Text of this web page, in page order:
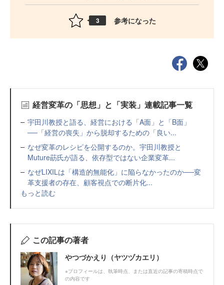
3 参考になった
経営変革の「思想」と「実装」連載記事一覧
宇田川教授と語る、経営における「A面」と「B面」
──「経営の喪失」から脱却するための「良い...
なぜ変革のレシピを公開するのか。宇田川教授と
Muture莇氏が語る、依存型ではない企業変革...
なぜLIXILは「構造的無能化」に陥らなかったのか──変
革支援者の存在、顧客視点での断片化...
もっと読む
この記事の著者
やつづかえり（ヤツヅカエリ）
※プロフィールは、執筆時点、または直近の記事の寄稿時点で
の内容です